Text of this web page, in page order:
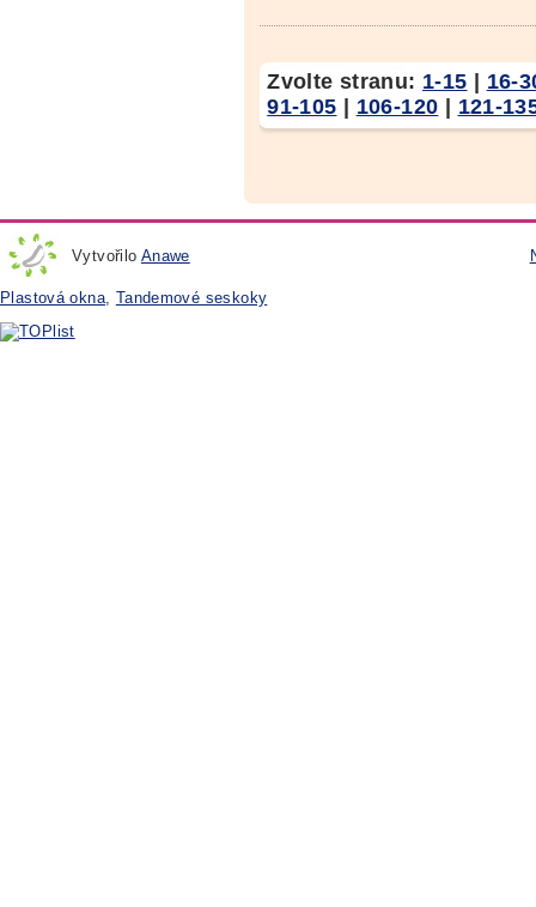
Zvolte stranu: 1-15
16-
91-105
106-120 121-
Vytvořilo Anawe
Plastová okna, Tandemové seskoky